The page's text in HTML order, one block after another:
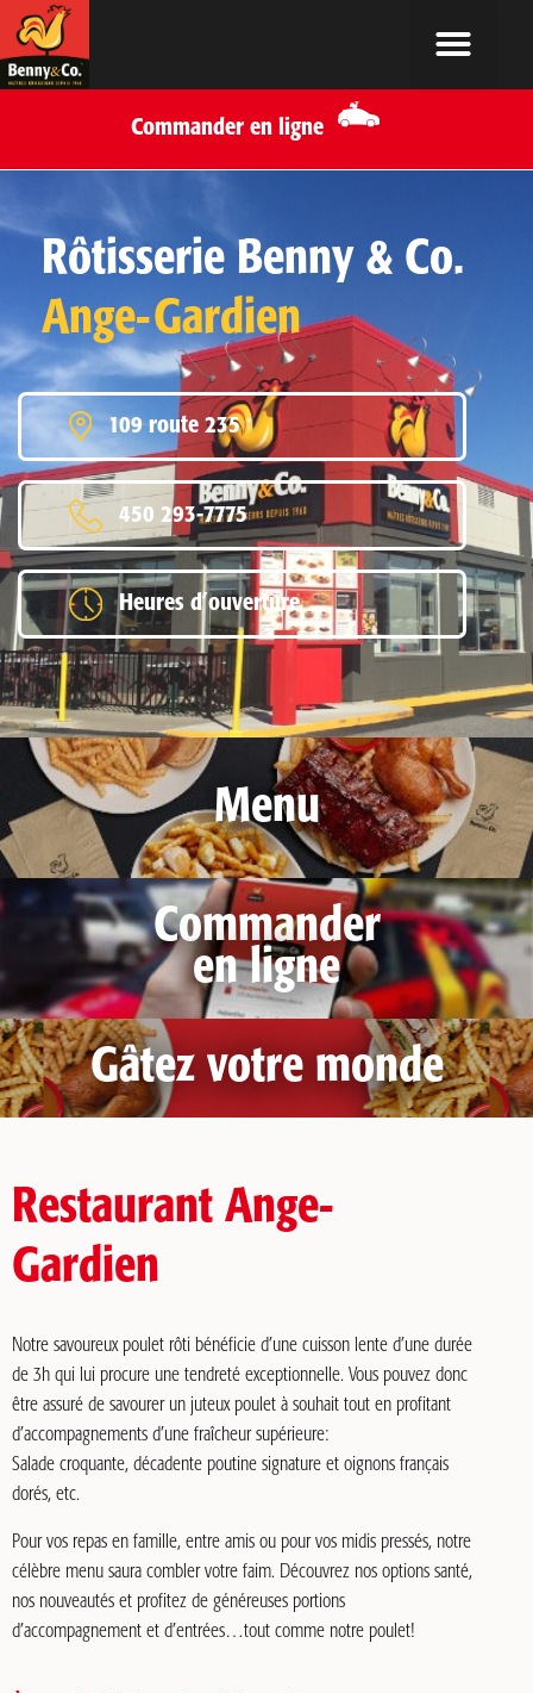
Commander en ligne
Rôtisserie Benny & Co.
Ange-Gardien
109 route 235
450 293-7775
Heures d’ouverture
Menu
Commander
en ligne
Gâtez votre monde
Restaurant Ange-
Gardien
Notre savoureux poulet rôti bénéficie d’une cuisson lente d’une durée
de 3h qui lui procure une tendreté exceptionnelle. Vous pouvez donc
être assuré de savourer un juteux poulet à souhait tout en profitant
d’accompagnements d’une fraîcheur supérieure:
Salade croquante, décadente poutine signature et oignons français
dorés, etc.
Pour vos repas en famille, entre amis ou pour vos midis pressés, notre
célèbre menu saura combler votre faim. Découvrez nos options santé,
nos nouveautés et profitez de généreuses portions
d’accompagnement et d’entrées…tout comme notre poulet!